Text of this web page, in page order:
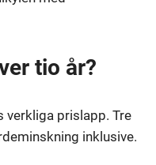
tio år?
verkliga prislapp. Tre
inklusive.